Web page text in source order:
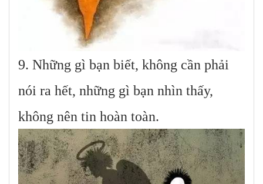
9. Những gì bạn biết, không cần phải
nói ra hết, những gì bạn nhìn thấy,
không nên tin hoàn toàn.